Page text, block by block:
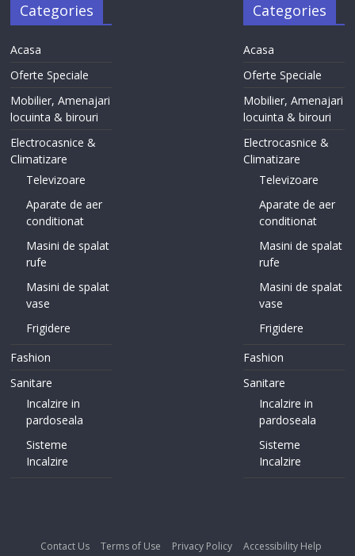
Categories
Acasa
Oferte Speciale
Mobilier, Amenajari
locuinta & birouri
Electrocasnice &
Climatizare
Televizoare
Aparate de aer
conditionat
Masini de spalat
rufe
Masini de spalat
vase
Frigidere
Fashion
Sanitare
Incalzire in
pardoseala
Sisteme
Incalzire
Categories
Acasa
Oferte Speciale
Mobilier, Amenajari
locuinta & birouri
Electrocasnice &
Climatizare
Televizoare
Aparate de aer
conditionat
Masini de spalat
rufe
Masini de spalat
vase
Frigidere
Fashion
Sanitare
Incalzire in
pardoseala
Sisteme
Incalzire
Contact Us Terms of Use Privacy Policy Accessibility Help